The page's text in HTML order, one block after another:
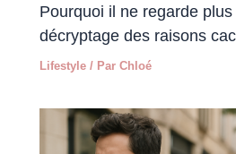
Pourquoi il ne regarde
décryptage des raisons
Lifestyle / ParChloé